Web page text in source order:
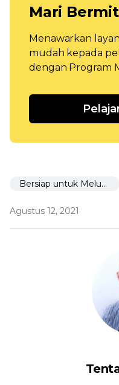
Mari
Menawarkan
mudah kepada
dengan Program
Bersiap untuk Meluncurkan
Agustus 12, 2021